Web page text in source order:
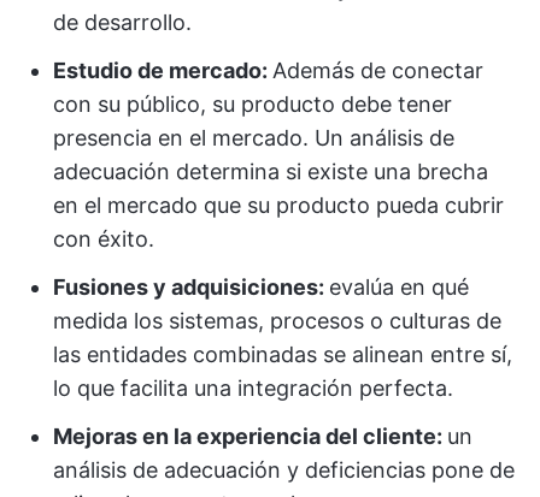
de desarrollo.
Estudio de mercado: Además de conectar
con su público, su producto debe tener
presencia en el mercado. Un análisis de
adecuación determina si existe una brecha
en el mercado que su producto pueda cubrir
con éxito.
Fusiones y adquisiciones: evalúa en qué
medida los sistemas, procesos o culturas de
las entidades combinadas se alinean entre sí,
lo que facilita una integración perfecta.
Mejoras en la experiencia del cliente: un
análisis de adecuación y deficiencias pone de